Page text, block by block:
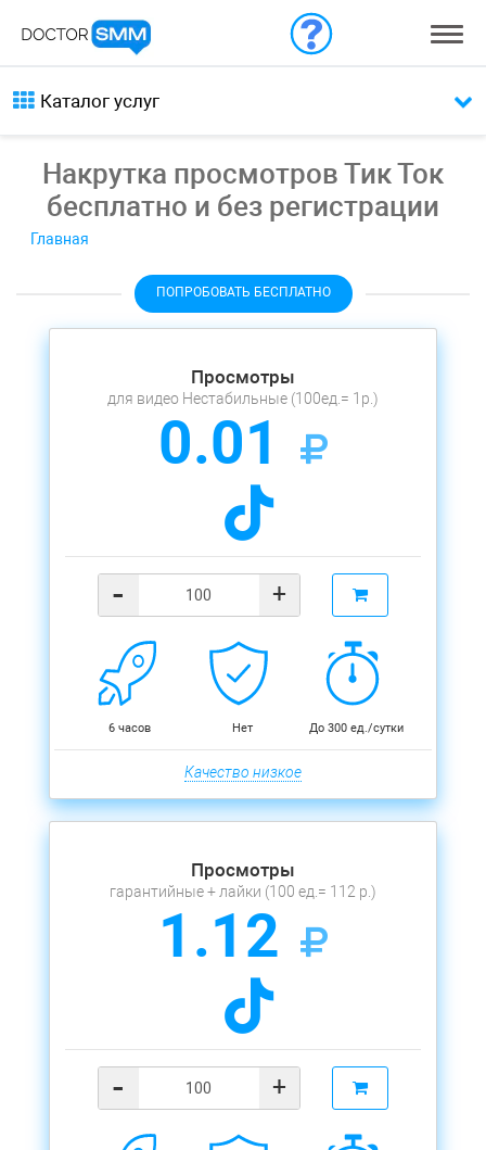
Каталог услуг
Накрутка просмотров Тик Ток
бесплатно и без регистрации
Главная
ПОПРОБОВАТЬ БЕСПЛАТНО
Просмотры
для видео Нестабильные (100ед.= 1р.)
0.01
- +
6 часов Нет До 300 ед./сутки
Качество низкое
Просмотры
гарантийные + лайки (100 ед.= 112 р.)
1.12
- +